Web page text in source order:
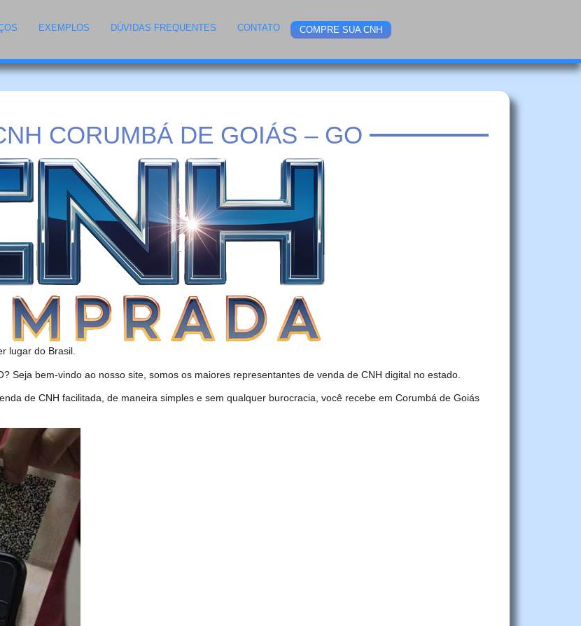
EXEMPLOS DÚVIDAS FREQUENTES CONTATO COMPRE SUA CNH
CORUMBÁ DE GOIÁS – GO
lugar do Brasil.
Seja bem-vindo ao nosso site, somos os maiores representantes de venda de CNH digital no estado.
de CNH facilitada, de maneira simples e sem qualquer burocracia, você recebe em Corumbá de Goiás